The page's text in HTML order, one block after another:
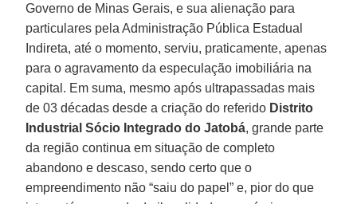
Governo de Minas Gerais, e sua alienação para
particulares pela Administração Pública Estadual
Indireta, até o momento, serviu, praticamente, apenas
para o agravamento da especulação imobiliária na
capital. Em suma, mesmo após ultrapassadas mais
de 03 décadas desde a criação do referido Distrito
Industrial Sócio Integrado do Jatobá, grande parte
da região continua em situação de completo
abandono e descaso, sendo certo que o
empreendimento não “saiu do papel” e, pior do que